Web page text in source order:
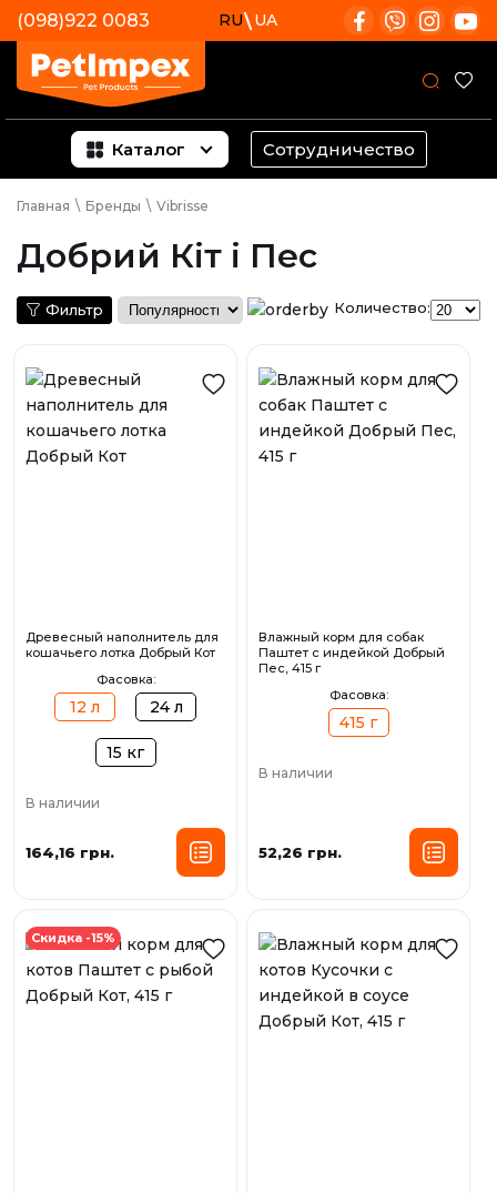
(098)922 0083 RU UA
Каталог Сотрудничество
Главная \ Бренды \ Vibrisse
Добрий Кiт i Пес
Фильтр Количество:
Древесный наполнитель для
кошачьего лотка Добрый Кот
Фасовка:
12 л 24 л
15 кг
В наличии
164,16 грн.
Влажный корм для собак
Паштет с индейкой Добрый
Пес, 415 г
Фасовка:
415 г
В наличии
52,26 грн.
Скидка -15%